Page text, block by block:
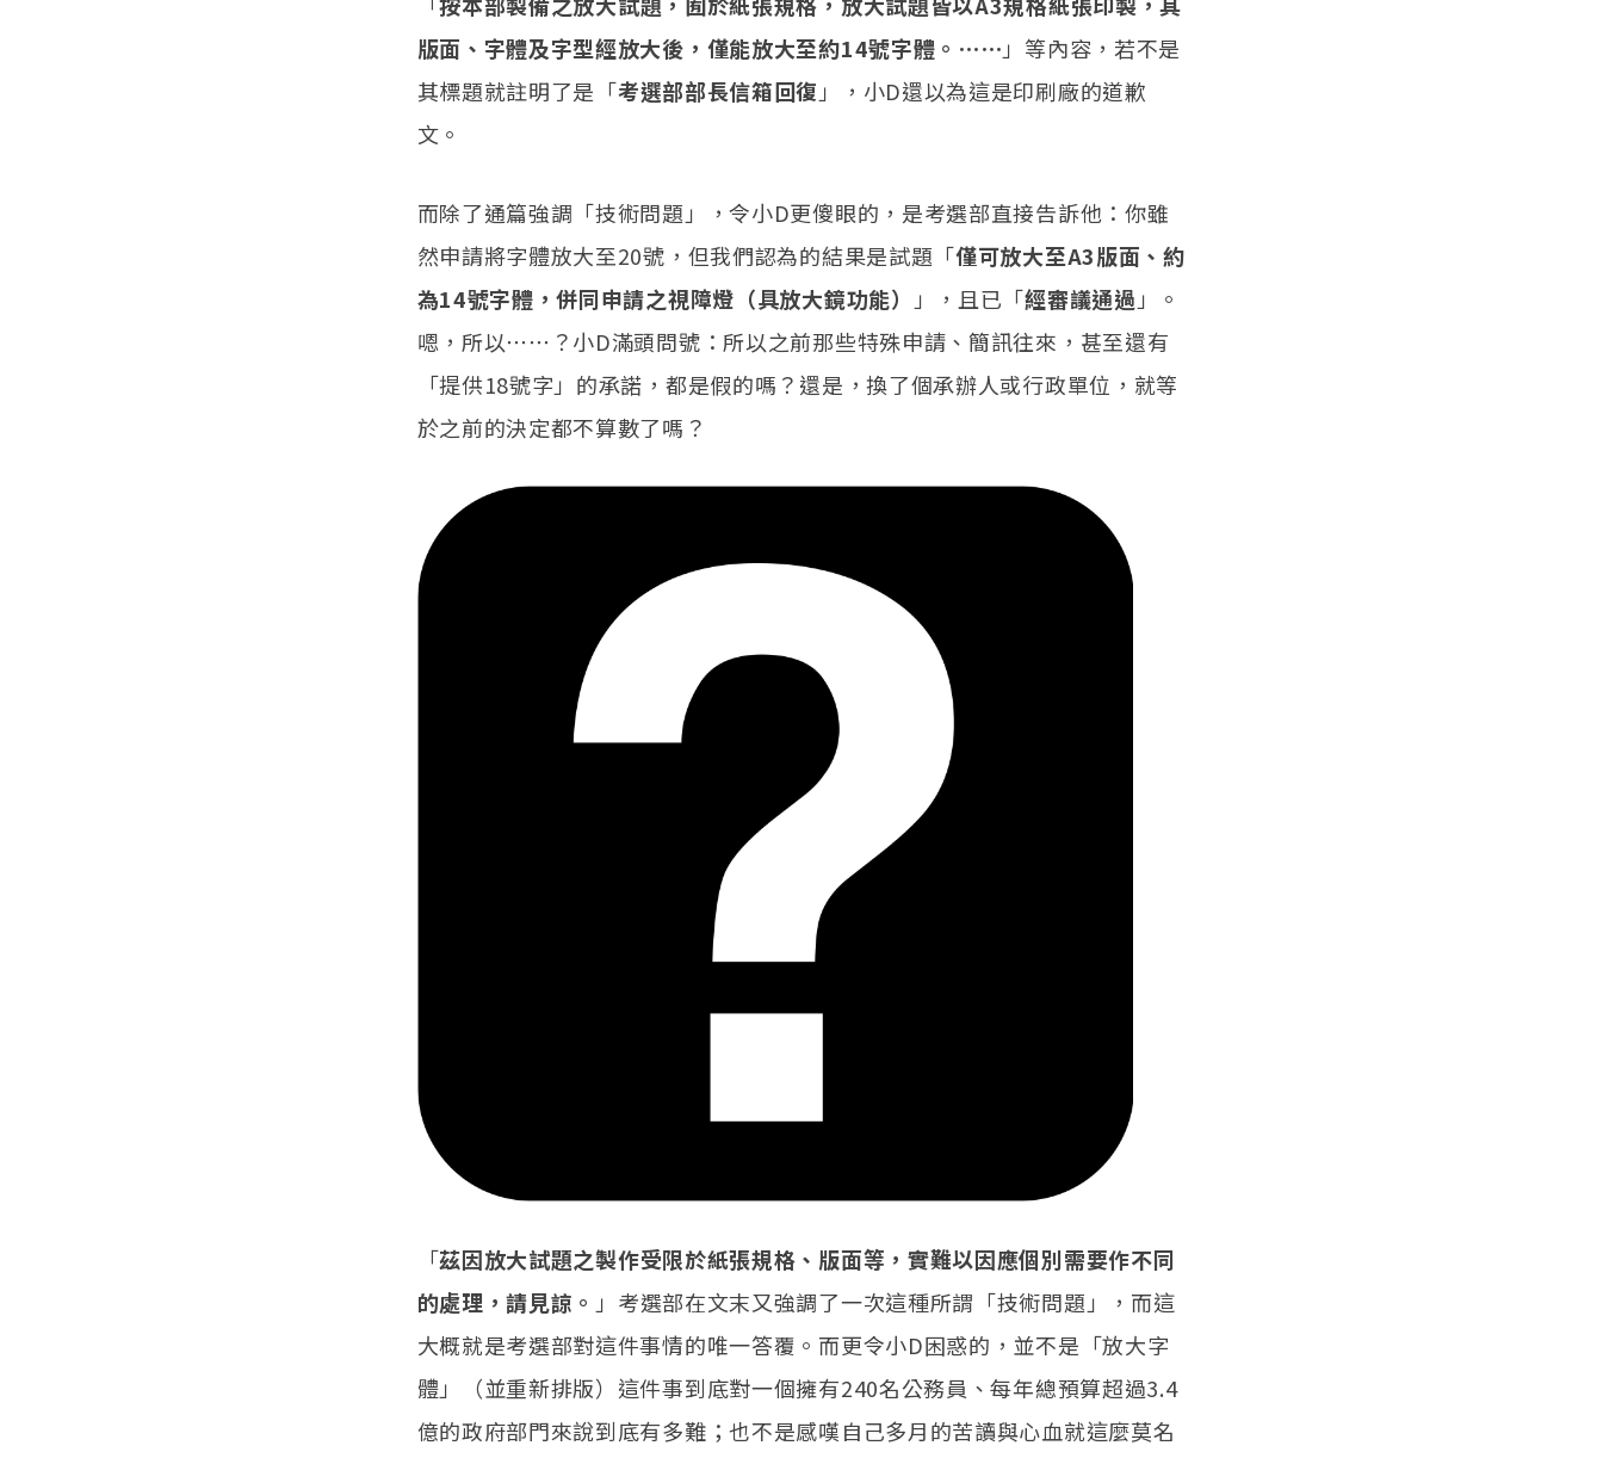
版面、字體及字型經放大後，僅能放大至約14號字體。⋯⋯ 」等內容，若不是
其標題就註明了是「考選部部長信箱回復 」，小D還以為這是印刷廠的道歉
文。
而除了通篇強調「技術問題」，令小D更傻眼的，是考選部直接告訴他：你雖
然申請將字體放大至20號，但我們認為的結果是試題「僅可放大至A3版面、約
為14號字體，併同申請之視障燈（具放大鏡功能）
」，且已「經審議通過 」。
嗯，所以⋯⋯？小D滿頭問號：所以之前那些特殊申請、簡訊往來，甚至還有
「提供18號字」的承諾，都是假的嗎？還是，換了個承辦人或行政單位，就等
於之前的決定都不算數了嗎？
「茲因放大試題之製作受限於紙張規格、版面等，實難以因應個別需要作不同
的處理，請見諒。 」考選部在文末又強調了一次這種所謂「技術問題」，而這
大概就是考選部對這件事情的唯一答覆。而更令小D困惑的，並不是「放大字
體」（並重新排版）這件事到底對一個擁有240名公務員、每年總預算超過3.4
億的政府部門來說到底有多難；也不是感嘆自己多月的苦讀與心血就這麼莫名